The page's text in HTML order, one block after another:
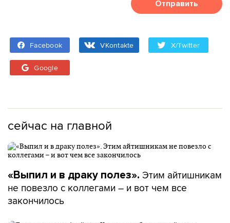
Отправить
Facebook VKontakte X/Twitter
Google
сейчас на главной
«Выпил и в драку полез». Этим айтишникам
не повезло с коллегами – и вот чем все
закончилось